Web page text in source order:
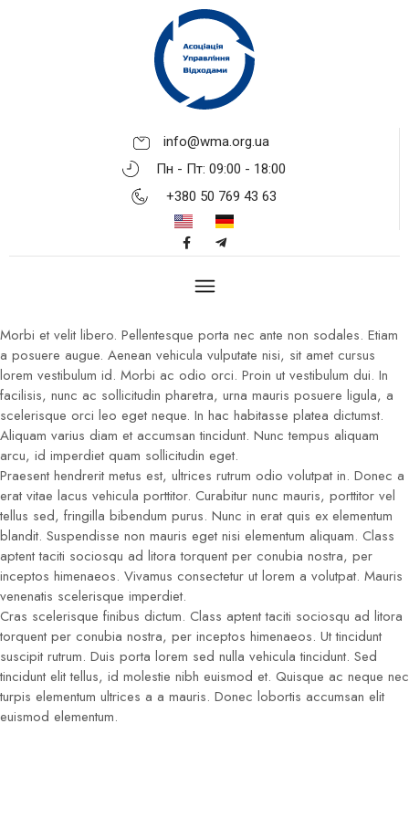
info@wma.org.ua
Пн - Пт: 09:00 - 18:00
+380 50 769 43 63
Morbi et velit libero. Pellentesque porta nec ante non sodales. Etiam
a posuere augue. Aenean vehicula vulputate nisi, sit amet cursus
lorem vestibulum id. Morbi ac odio orci. Proin ut vestibulum dui. In
facilisis, nunc ac sollicitudin pharetra, urna mauris posuere ligula, a
scelerisque orci leo eget neque. In hac habitasse platea dictumst.
Aliquam varius diam et accumsan tincidunt. Nunc tempus aliquam
arcu, id imperdiet quam sollicitudin eget.
Praesent hendrerit metus est, ultrices rutrum odio volutpat in. Donec a
erat vitae lacus vehicula porttitor. Curabitur nunc mauris, porttitor vel
tellus sed, fringilla bibendum purus. Nunc in erat quis ex elementum
blandit. Suspendisse non mauris eget nisi elementum aliquam. Class
aptent taciti sociosqu ad litora torquent per conubia nostra, per
inceptos himenaeos. Vivamus consectetur ut lorem a volutpat. Mauris
venenatis scelerisque imperdiet.
Cras scelerisque finibus dictum. Class aptent taciti sociosqu ad litora
torquent per conubia nostra, per inceptos himenaeos. Ut tincidunt
suscipit rutrum. Duis porta lorem sed nulla vehicula tincidunt. Sed
tincidunt elit tellus, id molestie nibh euismod et. Quisque ac neque nec
turpis elementum ultrices a a mauris. Donec lobortis accumsan elit
euismod elementum.